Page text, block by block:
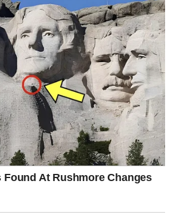
što je dugo izgledalo daleko sada
Ribe, Strijelac i Vaga, kojima dolaze
važnih želja i osjećaj da im se
Ipak, svaki znak dobija priliku
kada nakon dugog čekanja stigne
dolazi brzo. Ali kada stigne,
svakog trenutka čekanja.